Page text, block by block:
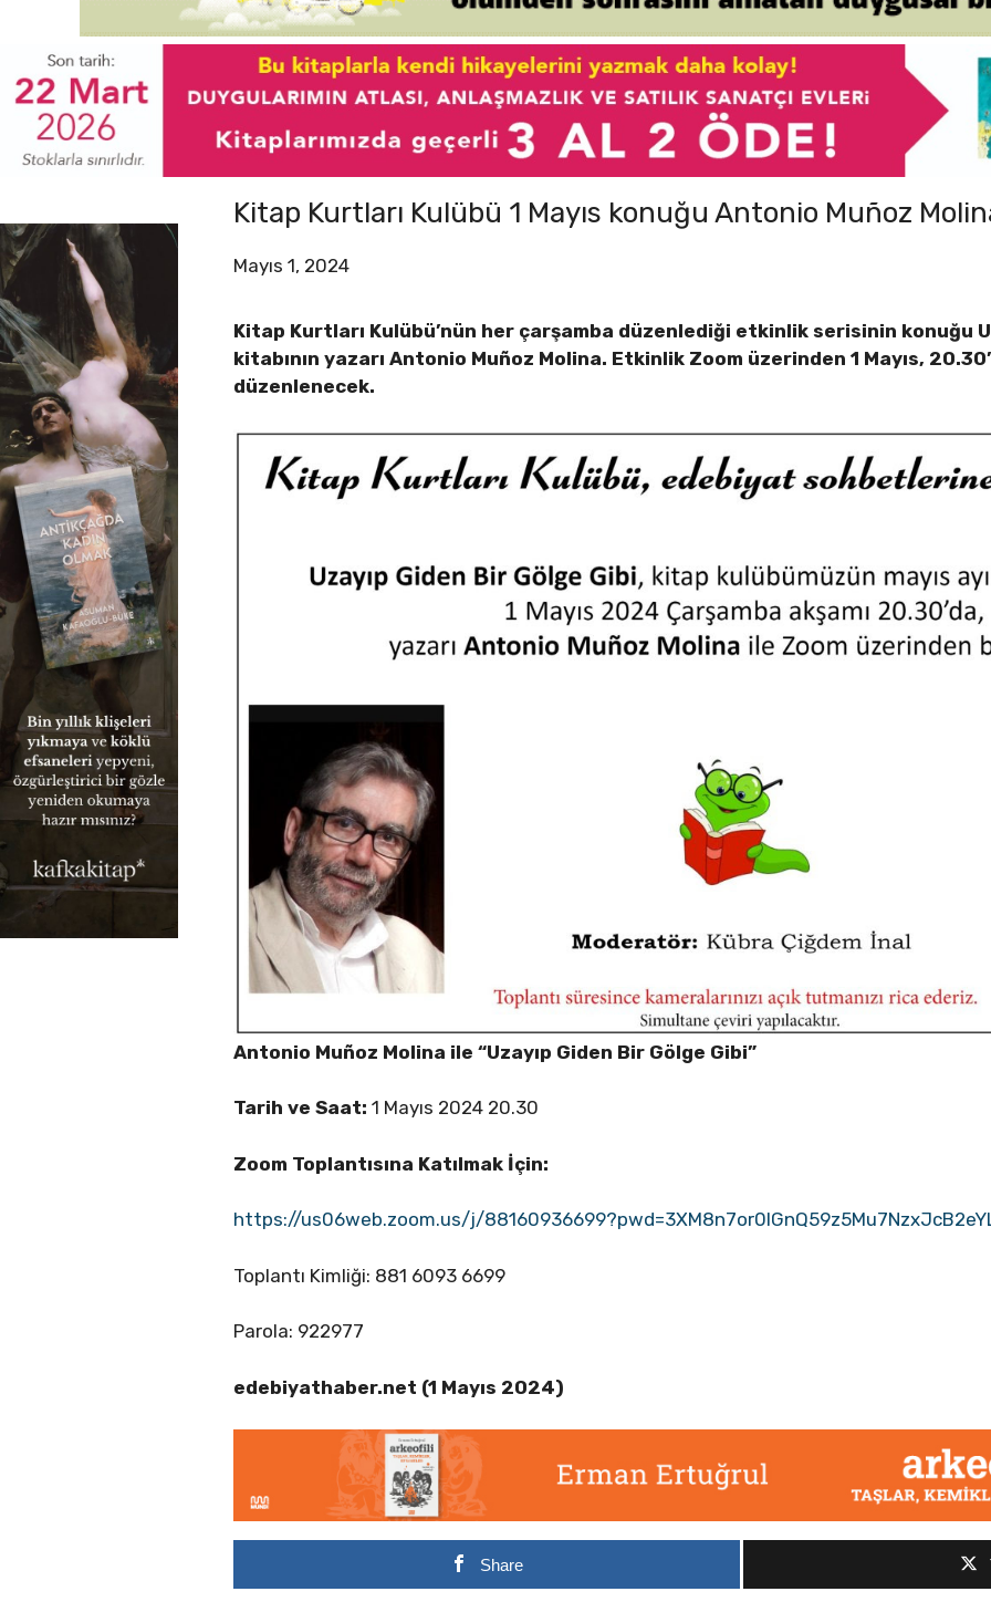
Kitap Kurtları Kulübü 1 Mayıs konuğu Antonio Muñoz
Mayıs 1, 2024
Kitap Kurtları Kulübü’nün her çarşamba düzenlediği etkinlik serisinin konuğu
kitabının yazarı Antonio Muñoz Molina. Etkinlik Zoom üzerinden 1 Mayıs,
düzenlenecek.
Antonio Muñoz Molina ile “Uzayıp Giden Bir Gölge Gibi”
Tarih ve Saat:1 Mayıs 2024 20.30
Zoom Toplantısına Katılmak İçin:
https://us06web.zoom.us/j/
Toplantı Kimliği: 881 6093 6699
Parola: 922977
edebiyathaber.net (1 Mayıs 2024)
Share